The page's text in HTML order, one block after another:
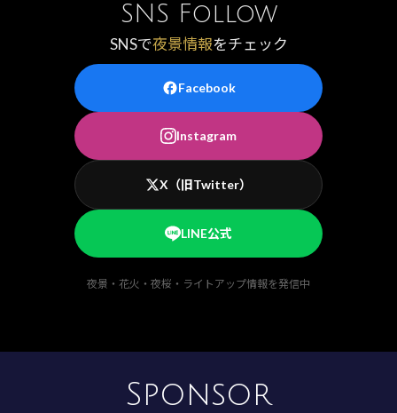
SNS Follow
SNSで夜景情報をチェック
Facebook
Instagram
X（旧Twitter）
LINE公式
夜景・花火・夜桜・ライトアップ情報を発信中
Sponsor